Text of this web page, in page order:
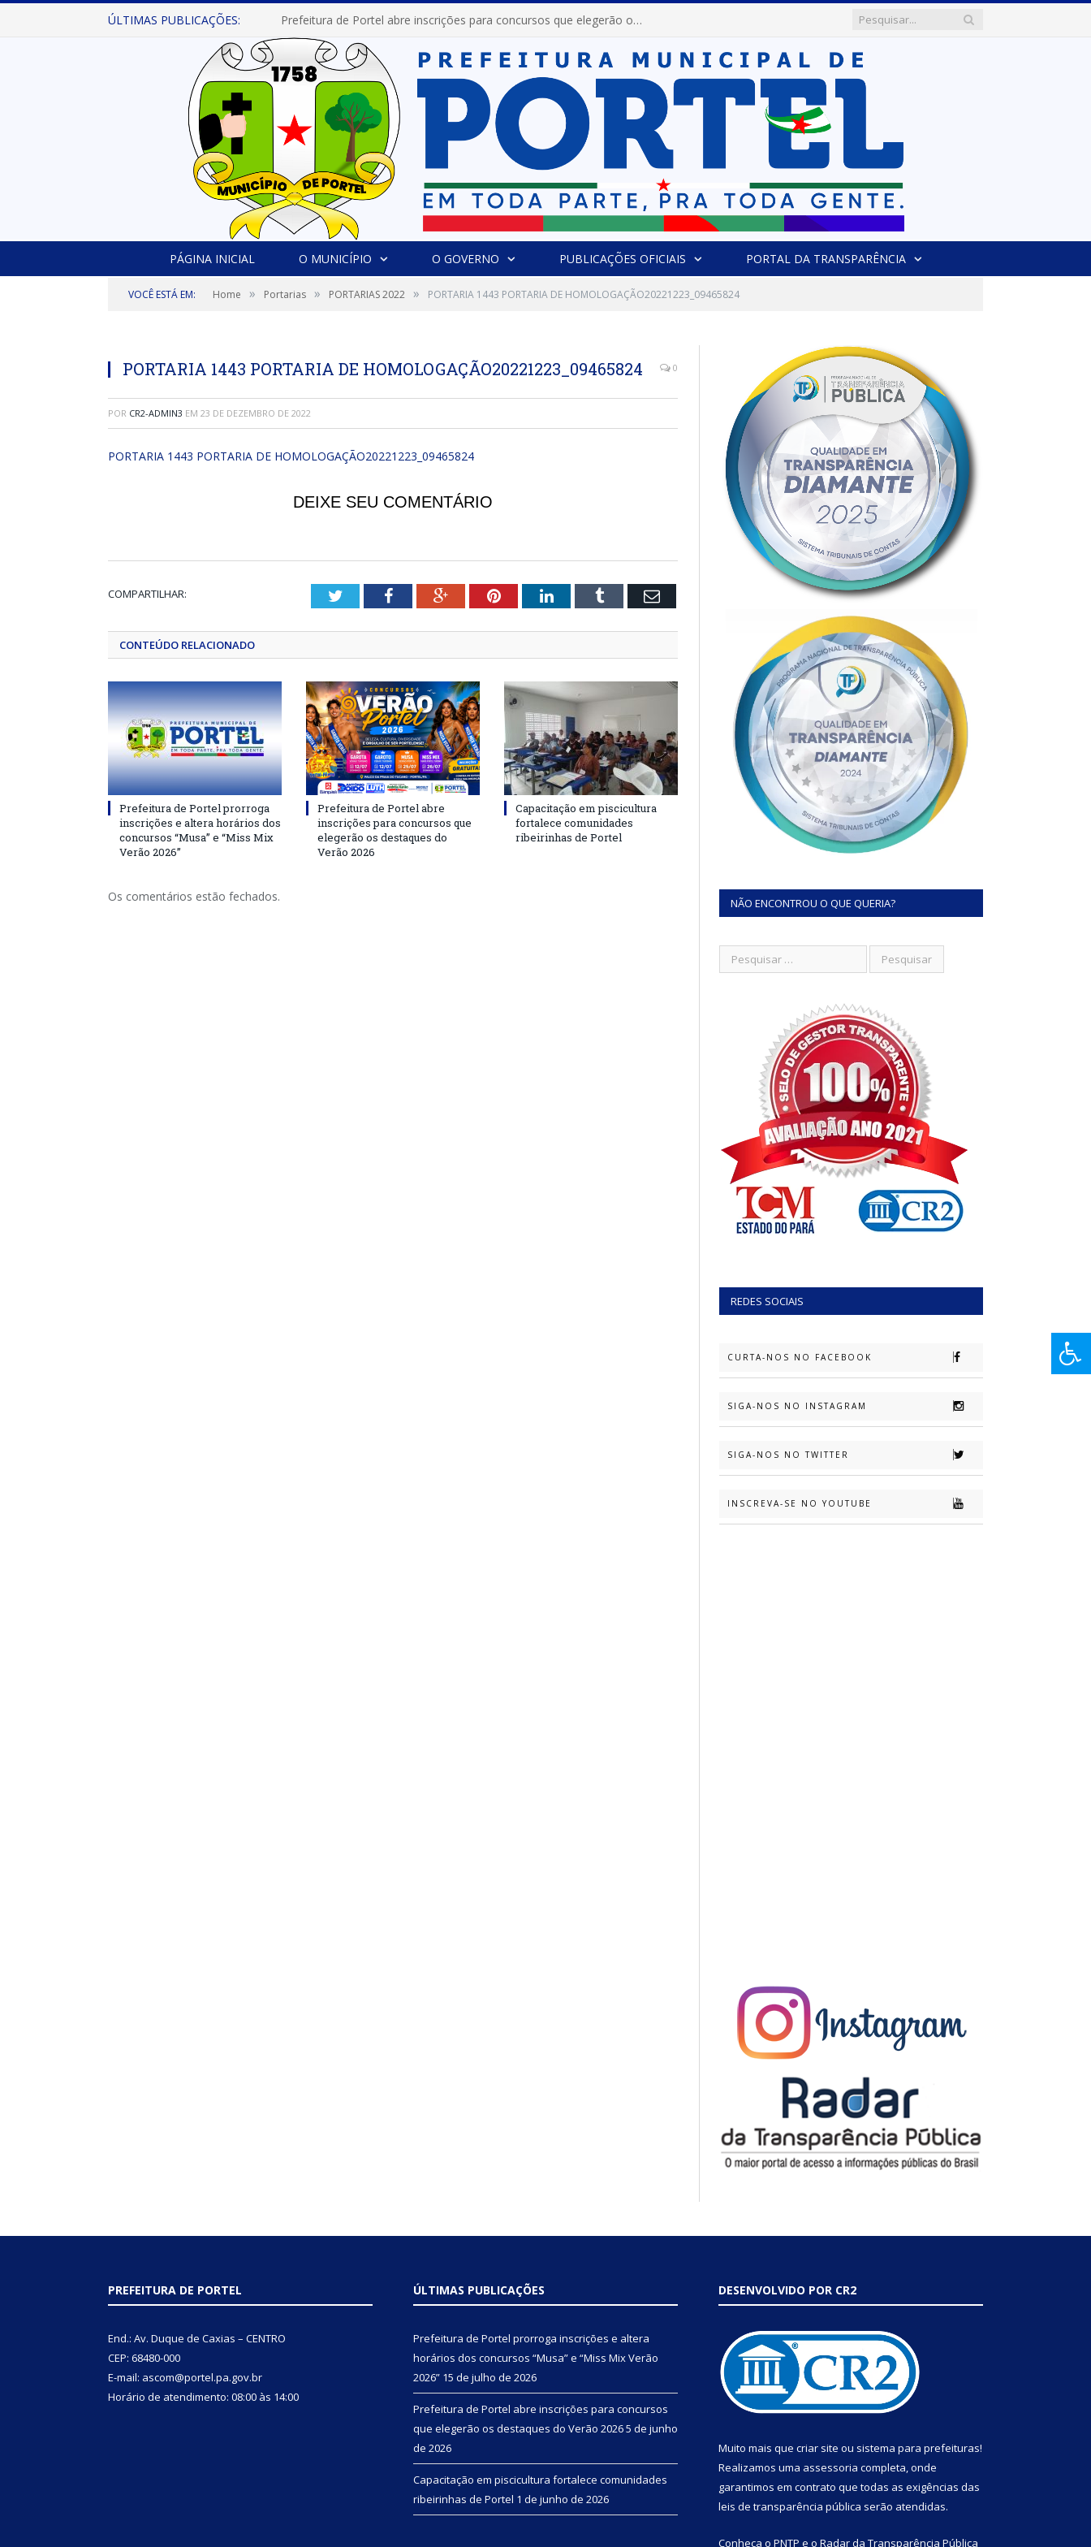
ÚLTIMAS PUBLICAÇÕES: Prefeitura de Portel abre inscrições para concursos que elegerão os destaques do Verão 2026
PÁGINA INICIAL O MUNICÍPIO O GOVERNO PUBLICAÇÕES OFICIAIS PORTAL DA TRANSPARÊNCIA
VOCÊ ESTÁ EM: Home » Portarias » PORTARIAS 2022 » PORTARIA 1443 PORTARIA DE HOMOLOGAÇÃO20221223_09465824
PORTARIA 1443 PORTARIA DE HOMOLOGAÇÃO20221223_09465824 0
POR CR2-ADMIN3 EM 23 DE DEZEMBRO DE 2022
PORTARIA 1443 PORTARIA DE HOMOLOGAÇÃO20221223_09465824
DEIXE SEU COMENTÁRIO
COMPARTILHAR: TwitterFacebookGoogle+PinterestLinkedInTumblr Email
CONTEÚDO RELACIONADO
Prefeitura de Portel prorroga
inscrições e altera horários dos
concursos “Musa” e “Miss Mix
Verão 2026”
Prefeitura de Portel abre
inscrições para concursos que
elegerão os destaques do
Verão 2026
Capacitação em piscicultura
fortalece comunidades
ribeirinhas de Portel
Os comentários estão fechados. NÃO ENCONTROU O QUE QUERIA?
REDES SOCIAIS
CURTA-NOS NO FACEBOOK
SIGA-NOS NO INSTAGRAM
SIGA-NOS NO TWITTER
INSCREVA-SE NO YOUTUBE
PREFEITURA DE PORTEL
End.: Av. Duque de Caxias – CENTRO
CEP: 68480-000
E-mail: ascom@portel.pa.gov.br
Horário de atendimento: 08:00 às 14:00
ÚLTIMAS PUBLICAÇÕES
Prefeitura de Portel prorroga inscrições e altera
horários dos concursos “Musa” e “Miss Mix Verão
2026” 15 de julho de 2026
Prefeitura de Portel abre inscrições para concursos
que elegerão os destaques do Verão 20265 de junho
de 2026
Capacitação em piscicultura fortalece comunidades
ribeirinhas de Portel 1 de junho de 2026
DESENVOLVIDO POR CR2
Muito mais que criar site ou sistema para prefeituras!
Realizamos uma assessoria completa, onde
garantimos em contrato que todas as exigências das
leis de transparência pública serão atendidas.
Conheça o PNTP e o Radar da Transparência Pública